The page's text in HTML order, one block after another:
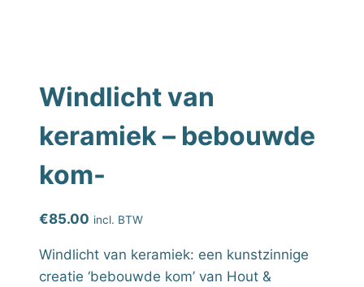
Windlicht van
keramiek – bebouwde
kom-
€85.00 incl. BTW
Windlicht van keramiek: een kunstzinnige
creatie ‘bebouwde kom’ van Hout &